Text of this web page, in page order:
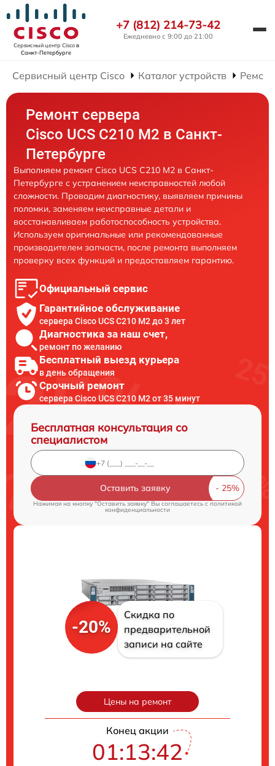
Сервисный центр Ciscoв
Санкт-Петербурге
+7 (812) 214-73-42
Ежедневно с 9:00 до 21:00
Сервисный центр Cisco Каталог устройств
Ремонт сервера
Cisco UCS C210 M2 в Санкт-
Петербурге
Выполняем ремонт Cisco UCS C210 M2 в Санкт-
Петербурге с устранением неисправностей любой
сложности. Проводим диагностику, выявляем причины
поломки, заменяем неисправные детали и
восстанавливаем работоспособность устройства.
Используем оригинальные или рекомендованные
производителем запчасти, после ремонта выполняем
проверку всех функций и предоставляем гарантию.
Официальный сервис
Гарантийное обслуживание
сервера Cisco UCS C210 M2 до 3 лет
Диагностика за наш счет,
ремонт по желанию
Бесплатный выезд курьера
в день обращения
Срочный ремонт
сервера Cisco UCS C210 M2 от 35 минут
Бесплатная консультация со
специалистом
Оставить заявку
Нажимая на кнопку "Оставить заявку" Вы соглашаетесь cполитикой
конфиденциальности
-20%
Скидка по
предварительной
записи на сайте
Цены на ремонт
Конец акции
01:13:41